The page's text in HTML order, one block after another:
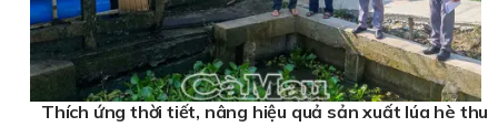
Thích ứng thời tiết, nâng hiệu quả sản xuất lúa hè thu